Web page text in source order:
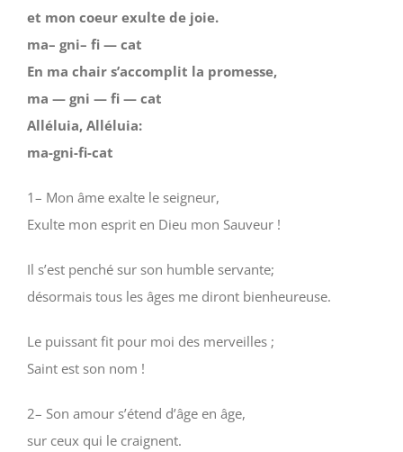
et mon coeur exulte de joie.
ma– gni– fi — cat
En ma chair s’accomplit la promesse,
ma — gni — fi — cat
Alléluia, Alléluia:
ma-gni-fi-cat
1– Mon âme exalte le seigneur,
Exulte mon esprit en Dieu mon Sauveur !
Il s’est penché sur son humble servante;
désormais tous les âges me diront bienheureuse.
Le puissant fit pour moi des merveilles ;
Saint est son nom !
2– Son amour s’étend d’âge en âge,
sur ceux qui le craignent.